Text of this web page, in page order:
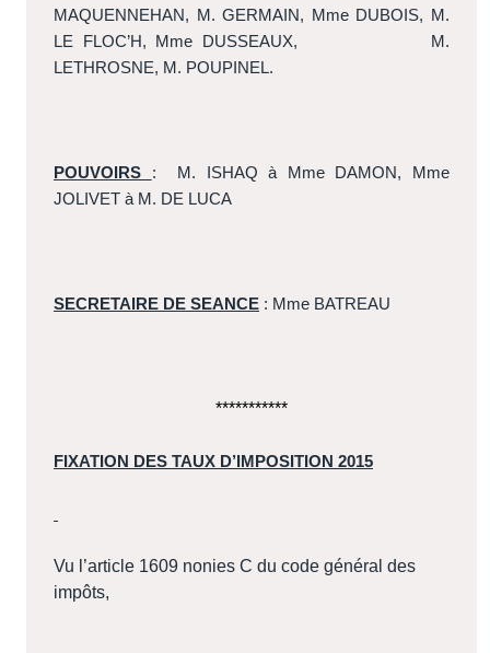
MAQUENNEHAN, M. GERMAIN, Mme DUBOIS, M.
LE FLOC’H, Mme DUSSEAUX,
M.
LETHROSNE, M. POUPINEL.
POUVOIRS :
M. ISHAQ à Mme DAMON, Mme
JOLIVET à M. DE LUCA
SECRETAIRE DE SEANCE : Mme BATREAU
***********
FIXATION DES TAUX D’IMPOSITION 2015
Vu l’article 1609 nonies C du code général des
impôts,